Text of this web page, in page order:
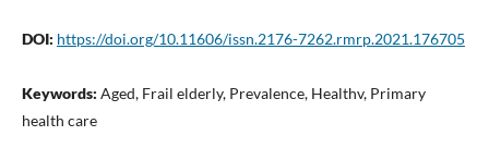
DOI: https://doi.org/10.11606/issn.2176-7262.rmrp.2021.176705
Keywords: Aged, Frail elderly, Prevalence, Healthv, Primary
health care